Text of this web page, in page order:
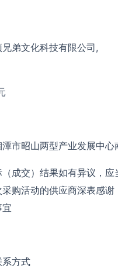
弟文化科技有限公司,
市昭山两型产业发展中
成交）结果如有异议，应
购活动的供应商深表感谢
方式